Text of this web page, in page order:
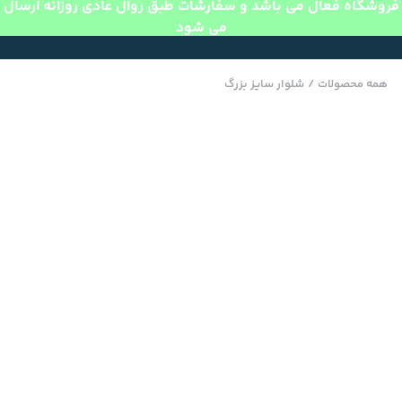
فروشگاه فعال می باشد و سفارشات طبق روال عادی روزانه ارسال
می شود
همه محصولات / شلوار سایز بزرگ